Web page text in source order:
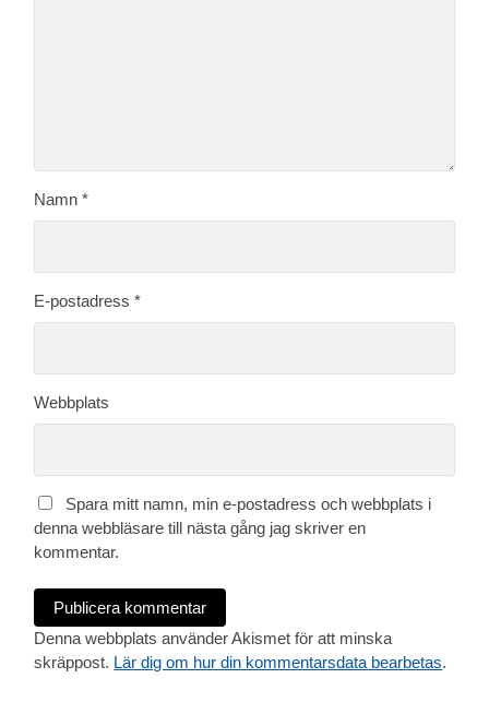
Namn*
E-postadress*
Webbplats
Spara mitt namn, min e-postadress och webbplats i
denna webbläsare till nästa gång jag skriver en
kommentar.
Denna webbplats använder Akismet för att minska
skräppost. Lär dig om hur din kommentarsdata bearbetas.